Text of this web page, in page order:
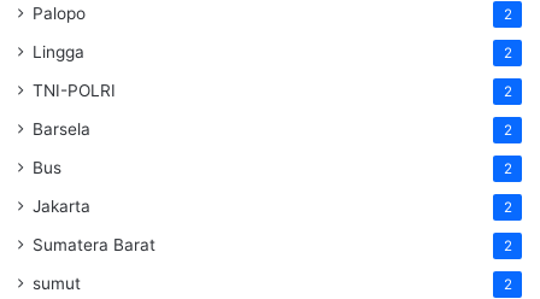
Palopo 2
Lingga 2
TNI-POLRI 2
Barsela 2
Bus 2
Jakarta 2
Sumatera Barat 2
sumut 2